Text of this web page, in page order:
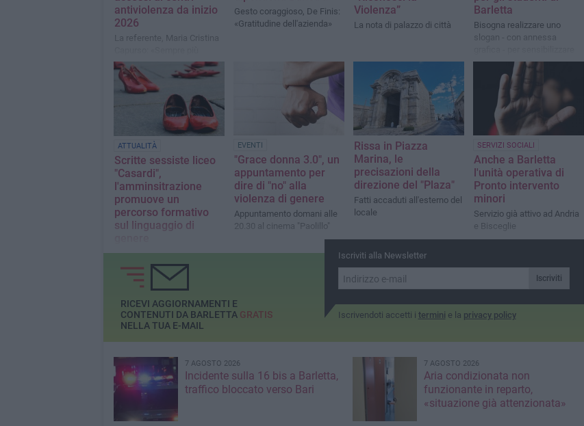
antiviolenza da inizio
2026
La referente, Maria Cristina
giovani chiedono aiuto,
cresce la consapevolezza»
Gesto coraggioso, De Finis:
«Gratitudine dell'azienda»
Violenza”
La nota di palazzo di città
Barletta
Bisogna realizzare uno
slogan - con annessa
sul tema
ATTUALITÀ
Scritte sessiste liceo
"Casardi",
l'amminsitrazione
promuove un
percorso formativo
sul linguaggio di
La nota di palazzo di città
EVENTI
"Grace donna 3.0", un
appuntamento per
dire di "no" alla
violenza di genere
Appuntamento domani alle
20.30 al cinema "Paolillo"
Rissa in Piazza
Marina, le
precisazioni della
direzione del "Plaza"
Fatti accaduti all'esterno del
locale
SERVIZI SOCIALI
Anche a Barletta
l'unità operativa di
Pronto intervento
minori
Servizio già attivo ad Andria
e Bisceglie
Iscriviti alla Newsletter
Iscriviti
Iscrivendoti accetti i termini e la privacy policy
RICEVI AGGIORNAMENTI E
CONTENUTI DA BARLETTA GRATIS
NELLA TUA E-MAIL
7 AGOSTO 2026
Incidente sulla 16 bis a Barletta,
traffico bloccato verso Bari
7 AGOSTO 2026
Aria condizionata non
funzionante in reparto,
«situazione già attenzionata»